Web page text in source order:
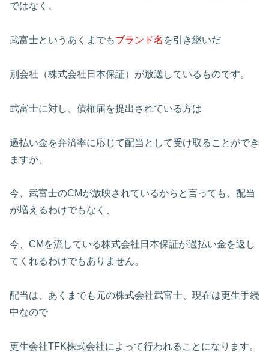
ではなく、
武富士というあくまでもブランド名 を引き継いだ
別会社（株式会社日本保証）が放送しているものです。
武富士に対し、債権届を提出されている方は
過払い金を弁済率に応じて配当として受け取ることができ
ますが、
今、武富士のCMが放映されているからと言っても、配当
が増えるわけでもなく、
今、CMを流している株式会社日本保証が過払い金を返し
てくれるわけでもありません。
配当は、あくまでも元の株式会社武富士、現在は更生手続
中なので
更生会社TFK株式会社によって行われることになります。